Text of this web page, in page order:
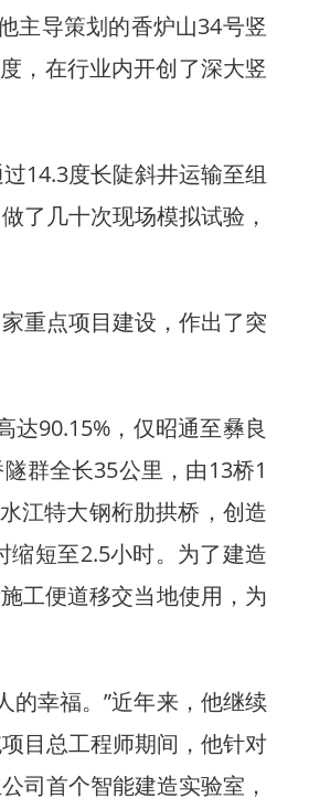
主导策划的香炉山34号竖
，在行业内开创了深大竖
14.3度长陡斜井运输至组
了几十次现场模拟试验，
重点项目建设，作出了突
90.15%，仅昭通至彝良
群全长35公里，由13桥1
江特大钢桁肋拱桥，创造
缩短至2.5小时。为了建造
工便道移交当地使用，为
幸福。”近年来，他继续
目总工程师期间，他针对
司首个智能建造实验室，